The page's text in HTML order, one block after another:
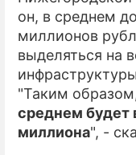
он, в среднем
миллионов
выделяться на
"Таким
среднем будет
миллиона", -